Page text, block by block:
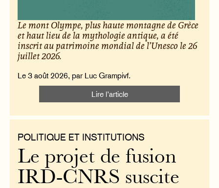
Le mont Olympe, plus haute montagne de Grèce
et haut lieu de la mythologie antique, a été
inscrit au patrimoine mondial de l’Unesco le 26
juillet 2026.
Le 3 août 2026, par Luc Grampivf.
Lire l’article
POLITIQUE ET INSTITUTIONS
Le projet de fusion
IRD-CNRS suscite